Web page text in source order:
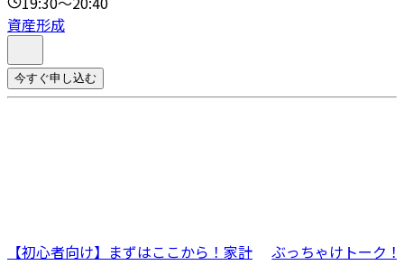
資産形成
今すぐ申し込む
【初心者向け】まずはここから！家計
ぶっちゃけトーク